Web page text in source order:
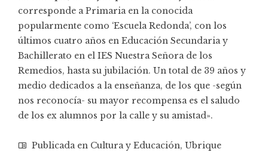
corresponde a Primaria en la conocida
popularmente como ‘Escuela Redonda’, con los
últimos cuatro años en Educación Secundaria y
Bachillerato en el IES Nuestra Señora de los
Remedios, hasta su jubilación. Un total de 39 años y
medio dedicados a la enseñanza, de los que -según
nos reconocía- su mayor recompensa es el saludo
de los ex alumnos por la calle y su amistad».
Publicada en Cultura y Educación, Ubrique